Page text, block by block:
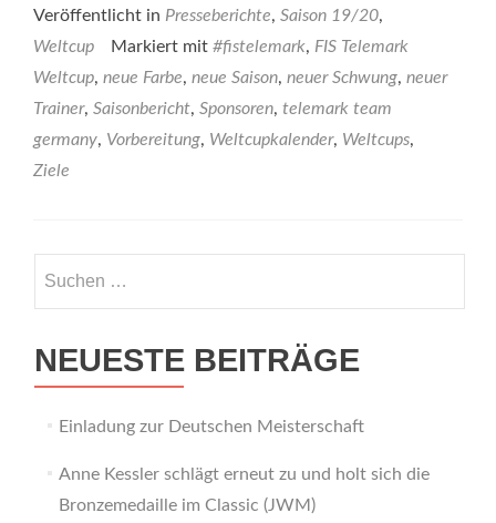
Veröffentlicht in Presseberichte, Saison 19/20,
Weltcup
Markiert mit #fistelemark, FIS Telemark
Weltcup, neue Farbe, neue Saison, neuer Schwung, neuer
Trainer, Saisonbericht, Sponsoren, telemark team
germany, Vorbereitung, Weltcupkalender, Weltcups,
Ziele
NEUESTE BEITRÄGE
Einladung zur Deutschen Meisterschaft
Anne Kessler schlägt erneut zu und holt sich die
Bronzemedaille im Classic (JWM)